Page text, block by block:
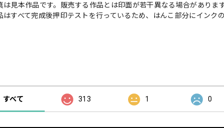
は見本作品です。販売する作品とは印面が若干異なる場合があります
はすべて完成後押印テストを行っているため、はんこ部分にイン
すべて 313 1 0